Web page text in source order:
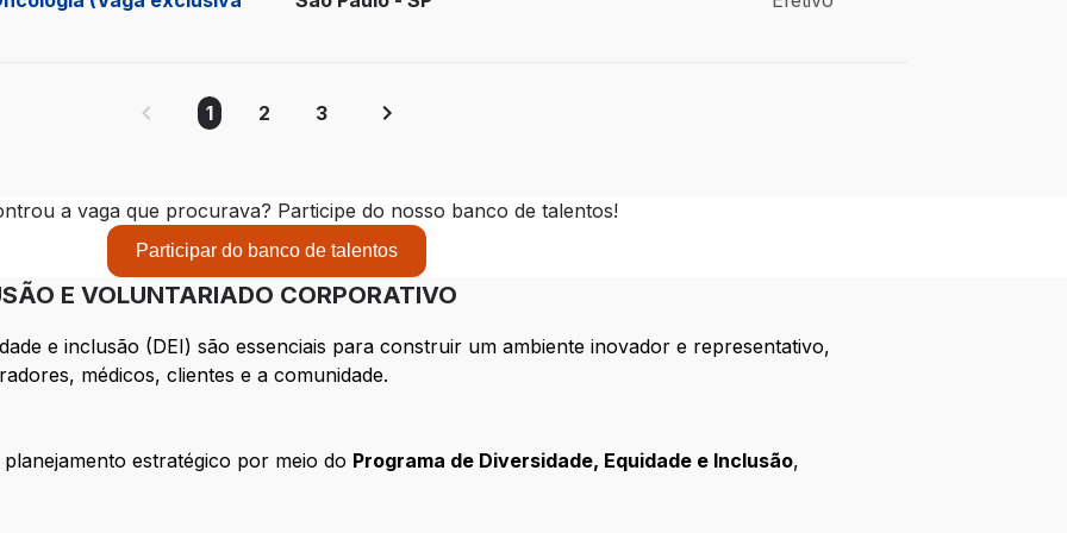
1 2 3
a vaga que procurava? Participe do nosso banco de talentos!
Participar do banco de talentos
E VOLUNTARIADO CORPORATIVO
e inclusão (DEI) são essenciais para construir um ambiente inovador e representativo,
médicos, clientes e a comunidade.
estratégico por meio do Programa de Diversidade, Equidade e Inclusão,